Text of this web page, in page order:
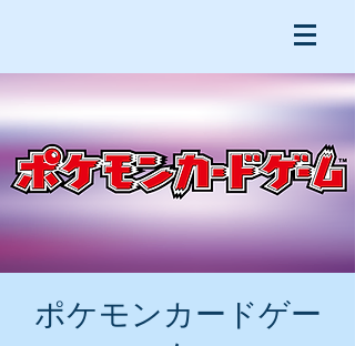
ポケモンカードゲー